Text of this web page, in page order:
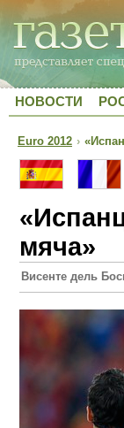
НОВОСТИ
Euro 2012 ›
мяча»
Висенте дель